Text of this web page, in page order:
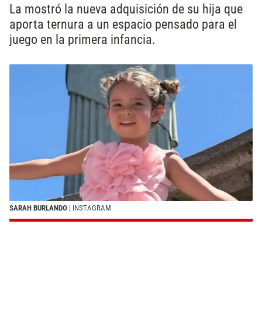
La mostró la nueva adquisición de su hija que
aporta ternura a un espacio pensado para el
juego en la primera infancia.
SARAH BURLANDO | INSTAGRAM